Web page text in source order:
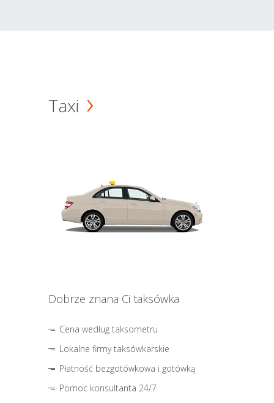
Taxi
Dobrze znana Ci taksówka
Cena według taksometru
Lokalne firmy taksówkarskie
Płatność bezgotówkowa i gotówką
Pomoc konsultanta 24/7